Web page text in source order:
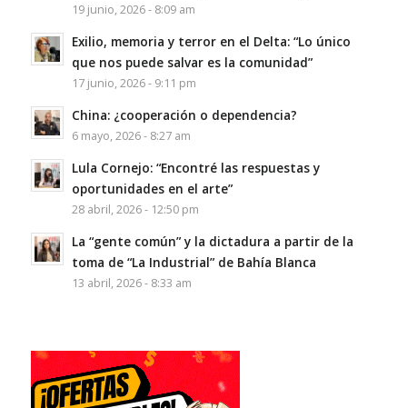
19 junio, 2026 - 8:09 am
Exilio, memoria y terror en el Delta: “Lo único
que nos puede salvar es la comunidad”
17 junio, 2026 - 9:11 pm
China: ¿cooperación o dependencia?
6 mayo, 2026 - 8:27 am
Lula Cornejo: “Encontré las respuestas y
oportunidades en el arte”
28 abril, 2026 - 12:50 pm
La “gente común” y la dictadura a partir de la
toma de “La Industrial” de Bahía Blanca
13 abril, 2026 - 8:33 am